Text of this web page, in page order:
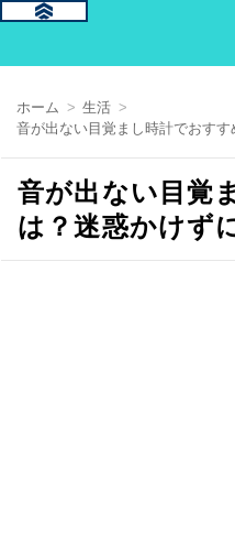
ホーム
生活
音が出ない目覚まし時計でおすす
音が出ない目覚
は？迷惑かけず